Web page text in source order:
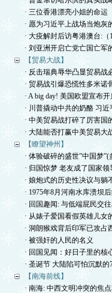
· 三位香港漂亮小姐的命运
· 愿为习近平上战场当炮灰
· 大疫解封后访粤港澳台:（
· 刘亚洲开启亡党亡国亡军
【贸易大战】
· 反击瑞典辱华凸显贸易战
· 贸易战引爆恐慌性多米诺
· A big day! 美国欧盟宣布
· 川普撬动中共的奶酪 习近
· 中美贸易战打碎了厉害国
· 大陆能否打赢中美贸易大
【瞭望神州】
· 体验破碎的盛世”中国梦”(
· 归国惊梦 老友成了国家领
· 娘炮式的历史性决议与躺
· 1975年8月河南水库溃坝
· 回国趣闻: 与低端屁民交
· 从婊子爱国看假英雄儿女
· 洞朗猴戏背后印军已攻占
· 被强奸的人民的名义
· 回国见闻：好日子里的核
· 圣诞节 大陆陷可怕沉默的
【南海前线】
· 南海: 中西文明冲突的焦